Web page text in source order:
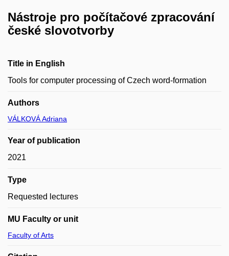
Nástroje pro počítačové zpracování
české slovotvorby
Title in English
Tools for computer processing of Czech word-formation
Authors
VÁLKOVÁ Adriana
Year of publication
2021
Type
Requested lectures
MU Faculty or unit
Faculty of Arts